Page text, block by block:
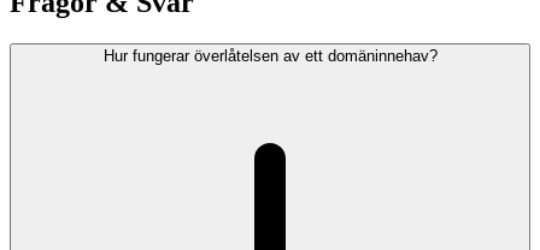
Hur fungerar överlåtelsen av ett domäninnehav?